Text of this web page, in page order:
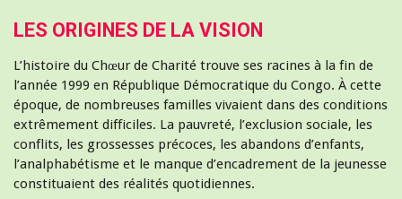
LES ORIGINES DE LA VISION
L’histoire du Chœur de Charité trouve ses racines à la fin de
l’année 1999 en République Démocratique du Congo. À cette
époque, de nombreuses familles vivaient dans des conditions
extrêmement difficiles. La pauvreté, l’exclusion sociale, les
conflits, les grossesses précoces, les abandons d’enfants,
l’analphabétisme et le manque d’encadrement de la jeunesse
constituaient des réalités quotidiennes.